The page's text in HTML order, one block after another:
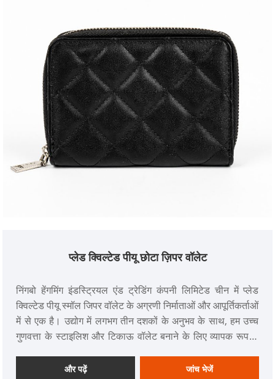
प्लेड क्विल्टेड पीयू छोटा ज़िपर वॉलेट
निंगबो हेंगमिंग इंडस्ट्रियल एंड ट्रेडिंग कंपनी लिमिटेड चीन में प्लेड
क्विल्टेड पीयू स्मॉल जिपर वॉलेट के अग्रणी निर्माताओं और आपूर्तिकर्ताओं
में से एक है। उद्योग में लगभग तीन दशकों के अनुभव के साथ, हम उच्च
गुणवत्ता के स्टाइलिश और टिकाऊ वॉलेट बनाने के लिए व्यापक रूप से
और पढ़ें जांच भेजें